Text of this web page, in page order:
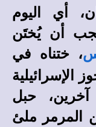
أي اليوم
يجب أن يُختَن
، ختناه في
الإسرائيلية
حبل
المرمر ملئ